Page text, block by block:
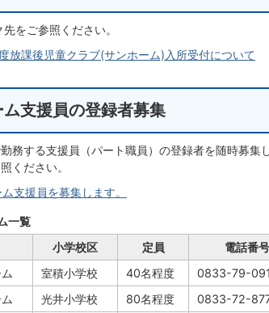
をご参照ください。
放課後児童クラブ(サンホーム)入所受付について
支援員の登録者募集
務する支援員（パート職員）の登録者を随時募集
ください。
支援員を募集します。
一覧
小学校区 定員
電話番
室積小学校 40名程度
0833-79-
光井小学校 80名程度 0833-72-